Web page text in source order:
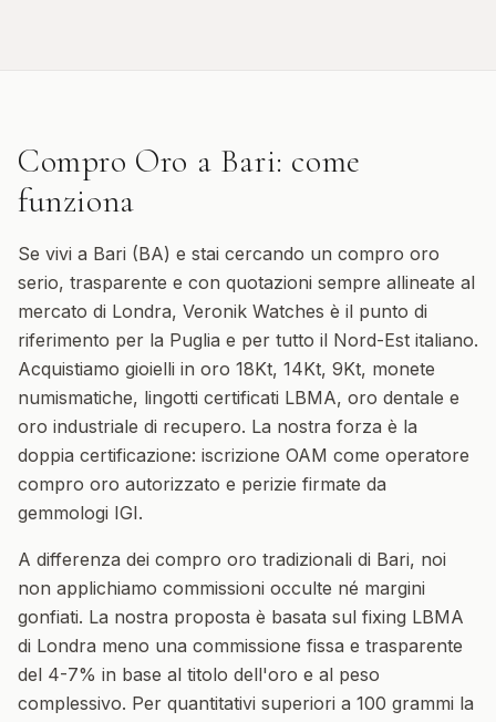
Compro Oro a Bari: come
funziona
Se vivi a Bari (BA) e stai cercando un compro oro
serio, trasparente e con quotazioni sempre allineate al
mercato di Londra, Veronik Watches è il punto di
riferimento per la Puglia e per tutto il Nord-Est italiano.
Acquistiamo gioielli in oro 18Kt, 14Kt, 9Kt, monete
numismatiche, lingotti certificati LBMA, oro dentale e
oro industriale di recupero. La nostra forza è la
doppia certificazione: iscrizione OAM come operatore
compro oro autorizzato e perizie firmate da
gemmologi IGI.
A differenza dei compro oro tradizionali di Bari, noi
non applichiamo commissioni occulte né margini
gonfiati. La nostra proposta è basata sul fixing LBMA
di Londra meno una commissione fissa e trasparente
del 4-7% in base al titolo dell'oro e al peso
complessivo. Per quantitativi superiori a 100 grammi la